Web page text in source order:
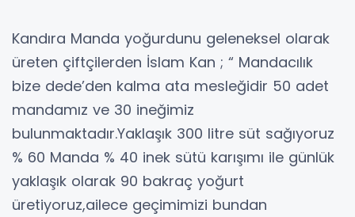
Kandıra Manda yoğurdunu geleneksel olarak
üreten çiftçilerden İslam Kan ; “ Mandacılık
bize dede’den kalma ata mesleğidir 50 adet
mandamız ve 30 ineğimiz
bulunmaktadır.Yaklaşık 300 litre süt sağıyoruz
% 60 Manda % 40 inek sütü karışımı ile günlük
yaklaşık olarak 90 bakraç yoğurt
üretiyoruz,ailece geçimimizi bundan